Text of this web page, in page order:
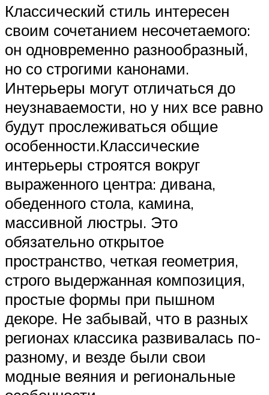
Классический стиль интересен
своим сочетанием несочетаемого:
он одновременно разнообразный,
но со строгими канонами.
Интерьеры могут отличаться до
неузнаваемости, но у них все равно
будут прослеживаться общие
особенности.Классические
интерьеры строятся вокруг
выраженного центра: дивана,
обеденного стола, камина,
массивной люстры. Это
обязательно открытое
пространство, четкая геометрия,
строго выдержанная композиция,
простые формы при пышном
декоре. Не забывай, что в разных
регионах классика развивалась по-
разному, и везде были свои
модные веяния и региональные